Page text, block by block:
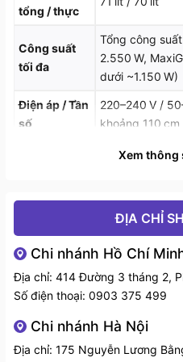
LED rõ nét, thao tác mượt
kiểm soát mọi chế độ
Hiệu năng
tổng / thực
Công suất
tối đa
Tổng công
2.550 W,
dưới ~1.150 W)
Điện áp / Tần
số
220–240 V /
khoảng 110 cm
~ 110 cm
Nhiệt độ
50 °C – 250 °C
Chức năng
nướng
8 chức năng
Hệ thống vệ
DualClean:
Cửa kính
lớp) có thể
Xem thông
ĐỊA CHỈ
Chi nhánh Hồ Chí
Địa chỉ: 414 Đường 3 tháng 2,
Số điện thoại: 0903 375 499
Chi nhánh Hà Nội
Địa chỉ: 175 Nguyễn Lương